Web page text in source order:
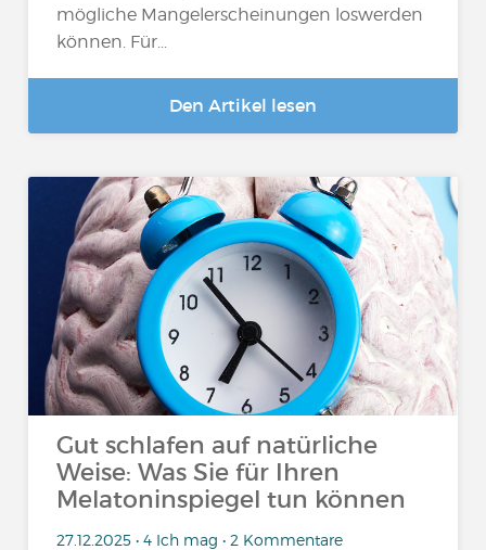
mögliche Mangelerscheinungen loswerden
können. Für...
Den Artikel lesen
Gut schlafen auf natürliche
Weise: Was Sie für Ihren
Melatoninspiegel tun können
27.12.2025 • 4 Ich mag • 2 Kommentare